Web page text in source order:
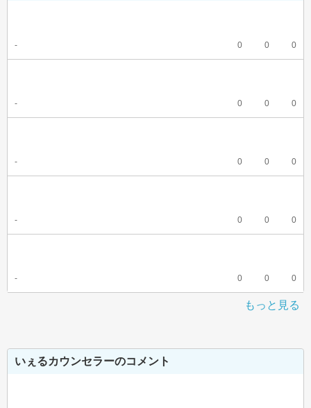
- 0 0 0
- 0 0 0
- 0 0 0
- 0 0 0
- 0 0 0
もっと見る
いぇるカウンセラーのコメント